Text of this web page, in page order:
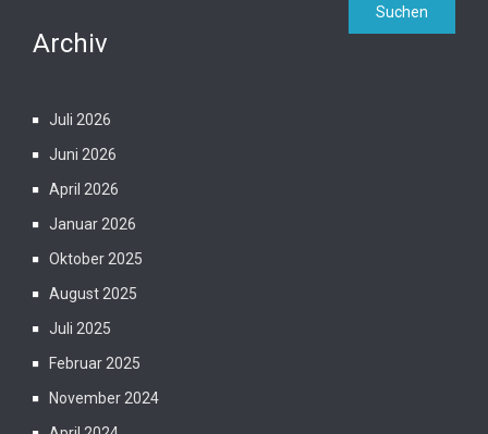
Archiv
Juli 2026
Juni 2026
April 2026
Januar 2026
Oktober 2025
August 2025
Juli 2025
Februar 2025
November 2024